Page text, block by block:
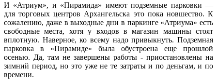
И «Атриум», и «Пирамида» имеют подземные парковки —
для торговых центров Архангельска это пока новшество. К
сожалению, даже в выходные дни в паркинге «Атриума» есть
свободные места, хотя у входов в магазин машины стоят
вплотную. Наверное, ко всему надо привыкнуть. Подземная
парковка в «Пирамиде» была обустроена еще прошлой
осенью. Да, там не завершены работы - приостановлены на
зимний период, но это уже не те затраты и по деньгам, и по
времени.